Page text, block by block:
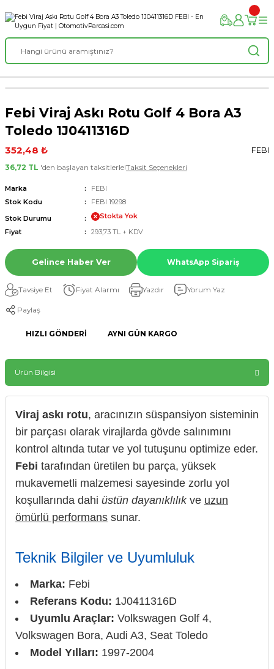
Febi Viraj Askı Rotu Golf 4 Bora A3
Toledo 1J0411316D
352,48 ₺
FEBI
36,72 TL 'den başlayan taksitlerle!Taksit Seçenekleri
Marka
FEBI
Stok Kodu
FEBI 19298
Stok Durumu
Stokta Yok
Fiyat
293,73 TL + KDV
Gelince Haber Ver WhatsApp Sipariş
Tavsiye Et Fiyat Alarmı Yazdır Yorum Yaz
Paylaş
HIZLI GÖNDERI AYNI GÜN KARGO
Ürün Bilgisi
Viraj askı rotu, aracınızın süspansiyon sisteminin
bir parçası olarak virajlarda gövde salınımını
kontrol altında tutar ve yol tutuşunu optimize eder.
Febi tarafından üretilen bu parça, yüksek
mukavemetli malzemesi sayesinde zorlu yol
koşullarında dahi üstün dayanıklılıkve uzun
ömürlü performans sunar.
Teknik Bilgiler ve Uyumluluk
Marka: Febi
Referans Kodu: 1J0411316D
Uyumlu Araçlar: Volkswagen Golf 4,
Volkswagen Bora, Audi A3, Seat Toledo
Model Yılları: 1997-2004